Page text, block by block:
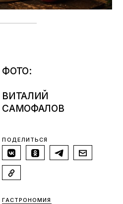
ФОТО:
ВИТАЛИЙ
САМОФАЛОВ
ПОДЕЛИТЬСЯ
ГАСТРОНОМИЯ